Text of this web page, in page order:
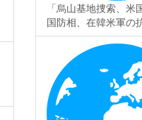
「烏山基地捜索、
国防相、在韓米軍の